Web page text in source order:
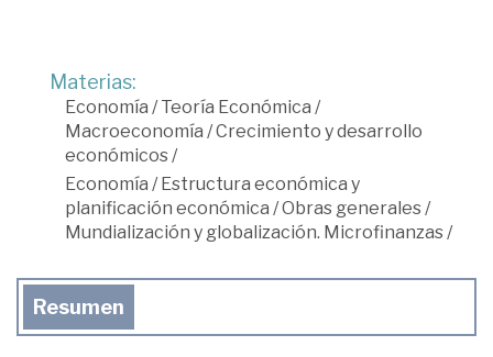
Materias:
Economía /Teoría Económica /
Macroeconomía /Crecimiento y desarrollo
económicos /
Economía /Estructura económica y
planificación económica /Obras generales /
Mundialización y globalización. Microfinanzas /
Resumen